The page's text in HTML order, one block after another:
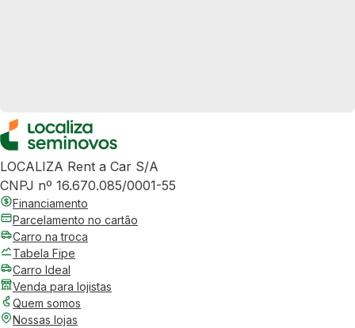
LOCALIZA Rent a Car S/A
CNPJ nº 16.670.085/0001-55
Financiamento
Parcelamento no cartão
Carro na troca
Tabela Fipe
Carro Ideal
Venda para lojistas
Quem somos
Nossas lojas